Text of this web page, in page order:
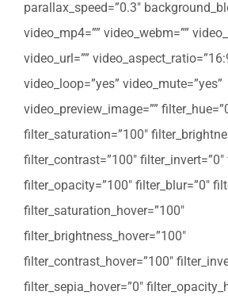
parallax_speed=”0.3″
video_mp4=”” video_webm=””
video_url=””
video_loop=”yes” video_mute=”yes”
video_preview_image=””
filter_saturation=”100″
filter_contrast=”100″ filter_invert=”0″
filter_opacity=”100″ filter_blur=”0″
filter_saturation_hover=”100″
filter_brightness_hover=”100″
filter_contrast_hover=”100″
filter_sepia_hover=”0″